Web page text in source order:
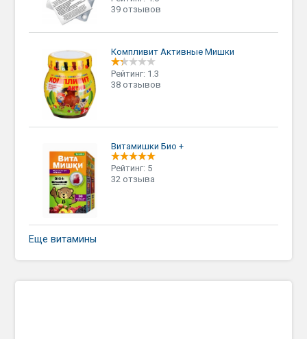
39 отзывов
Компливит Активные Мишки
Рейтинг: 1.3
38 отзывов
Витамишки Био +
Рейтинг: 5
32 отзыва
Еще витамины